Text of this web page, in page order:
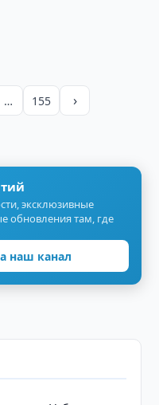
… 155 ›
эксклюзивные
обновления там, где
наш канал